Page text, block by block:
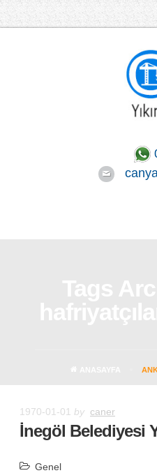
1970-01-01 by caner
İnegöl Belediyesi
Genel